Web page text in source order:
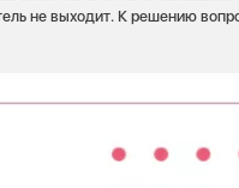
не выходит. К решению